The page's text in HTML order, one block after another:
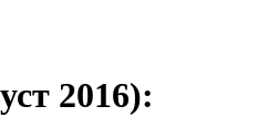
2016):